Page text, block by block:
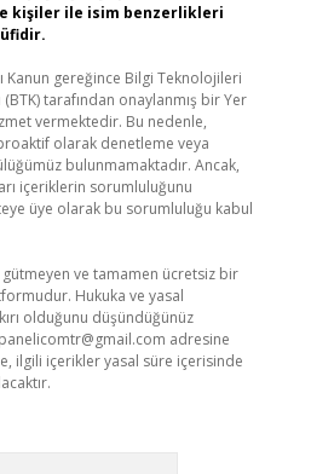
kişiler ile isim benzerlikleri
Kanun gereğince Bilgi Teknolojileri
tarafından onaylanmış bir Yer
vermektedir. Bu nedenle,
olarak denetleme veya
bulunmamaktadır. Ancak,
içeriklerin sorumluluğunu
üye olarak bu sorumluluğu kabul
gütmeyen ve tamamen ücretsiz bir
Hukuka ve yasal
olduğunu düşündüğünüz
adresine
ilgili içerikler yasal süre içerisinde